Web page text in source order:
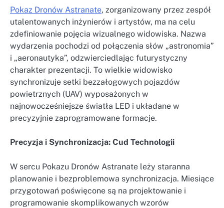
Pokaz Dronów Astranate, zorganizowany przez zespół
utalentowanych inżynierów i artystów, ma na celu
zdefiniowanie pojęcia wizualnego widowiska. Nazwa
wydarzenia pochodzi od połączenia słów „astronomia”
i „aeronautyka”, odzwierciedlając futurystyczny
charakter prezentacji. To wielkie widowisko
synchronizuje setki bezzałogowych pojazdów
powietrznych (UAV) wyposażonych w
najnowocześniejsze światła LED i układane w
precyzyjnie zaprogramowane formacje.
Precyzja i Synchronizacja: Cud Technologii
W sercu Pokazu Dronów Astranate leży staranna
planowanie i bezproblemowa synchronizacja. Miesiące
przygotowań poświęcone są na projektowanie i
programowanie skomplikowanych wzorów